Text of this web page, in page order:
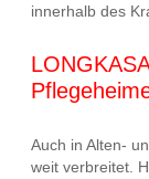
innerhalb des
Auch in Alten-
weit verbreitet.